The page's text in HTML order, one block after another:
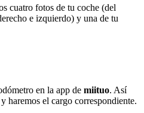
cuatro fotos de tu coche (del
e izquierdo) y una de tu
en la app de miituo. Así
haremos el cargo correspondiente.